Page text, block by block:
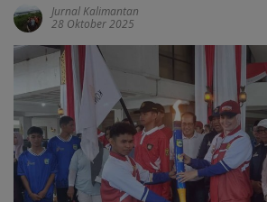
Jurnal Kalimantan
28 Oktober 2025